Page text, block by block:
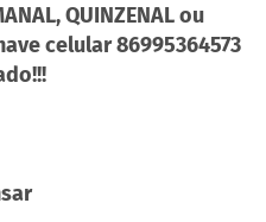
QUINZENAL ou
celular 86995364573